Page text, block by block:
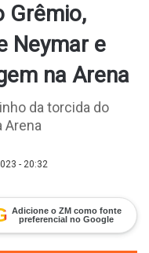
Grêmio,
Neymar e
na Arena
da torcida do
Arena
- 20:32
Adicione o ZM como fonte
preferencial no Google